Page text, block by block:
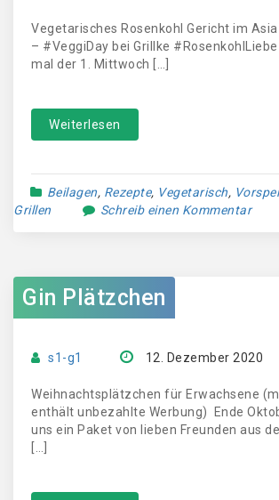
Vegetarisches Rosenkohl Gericht im Asia
– #VeggiDay bei Grillke
mal der 1. Mittwoch […]
Weiterlesen
Beilagen, Rezepte, Vegetarisch,
Grillen
Schreib einen Kommentar
Gin Plätzchen
s1-g1 12. Dezember 2020
Weihnachtsplätzchen für Erwachsene
enthält unbezahlte Werbung) Ende
uns ein Paket von lieben Freunden aus
[…]